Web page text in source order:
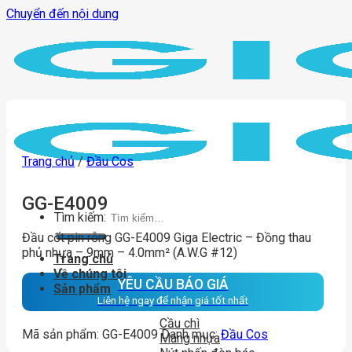
Chuyển đến nội dung
Tìm kiếm:
Trang chủ
Về chúng tôi
Sản phẩm
Cầu chì
Máng nhựa
Trang chủ / Đầu Cos
GG-E4009
Đầu cốt pin rỗng GG-E4009 Giga Electric – Đồng thau
phủ nhựa – 9mm – 4.0mm² (A.W.G #12)
YÊU CẦU BÁO GIÁ
Liên hệ ngay để nhận giá tốt nhất
Mã sản phẩm: GG-E4009 Danh mục:Đầu Cos